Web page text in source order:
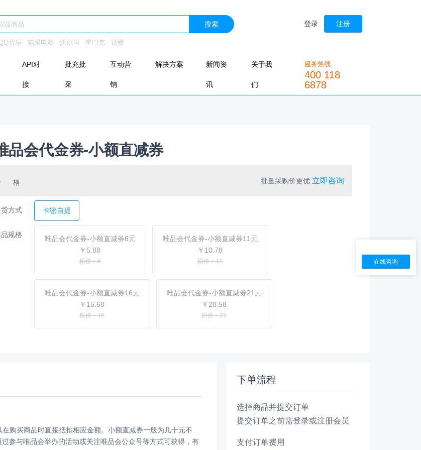
搜索
音乐 猫眼电影 沃尔玛 星巴克 话费
登录 注册
API对
接
批充批
采
互动营
销
解决方案 新闻资
讯
关于我
们
服务热线
400 118
6878
品会代金券-小额直减券
格 批量采购价更优 立即咨询
方式 卡密自提
规格
唯品会代金券-小额直减券6元
￥5.88
原价：6
唯品会代金券-小额直减券11元
￥10.78
原价：11
唯品会代金券-小额直减券16元
￥15.68
原价：16
唯品会代金券-小额直减券21元
￥20.58
原价：21
购买商品时直接抵扣相应金额。小额直减券一般为几十元不
参与唯品会举办的活动或关注唯品会公众号等方式可获得，有
下单流程
选择商品并提交订单
提交订单之前需登录或注册会员
支付订单费用
在线咨询